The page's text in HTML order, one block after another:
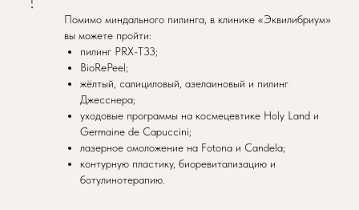
Помимо миндального пилинга, в клинике «Эквилибриум»
вы можете пройти:
пилинг PRX-T33;
BioRePeel;
жёлтый, салициловый, азелаиновый и пилинг
Джесснера;
уходовые программы на космецевтике Holy Land и
Germaine de Capuccini;
лазерное омоложение на Fotona и Candela;
контурную пластику, биоревитализацию и
ботулинотерапию.